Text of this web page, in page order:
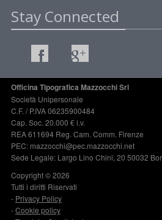
Stay Connected
Officina Tipografica Mazzocchi Srl
Società Unipersonale
C.F. / P.IVA 06235900484
Cap. Soc. 20.000 € i.v.
REA 611694 Reg. Cam. Comm. Firenze
PEC: mazzocchi@pec.mazzocchi.net
Sede Legale: Largo Lino Chini, 20 50032
Copyright © 2026
Tutti i diritti Riservati
- Privacy Policy
-Cookie policy